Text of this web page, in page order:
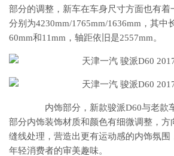
部分的调整，新车在车身尺寸方面也有着
分别为4230mm/1765mm/1636mm，其中
60mm和11mm，轴距依旧是2557mm。
内饰部分，新款骏派D60与老款车
部分内饰装饰材质和颜色有细微调整，方
缝线处理，营造出更有运动感的内饰氛围
年轻消费者的审美趣味。